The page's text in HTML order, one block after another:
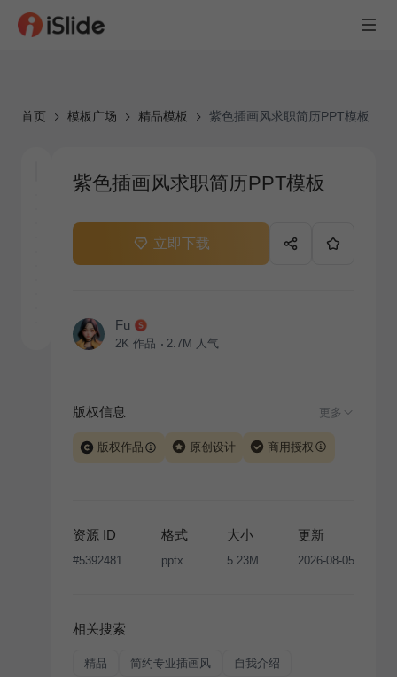
首页 模板广场 精品模板 紫色插画风求职简历PPT模板
紫色插画风求职简历PPT模板
立即下载
Fu
2K 作品 2.7M 人气
版权信息 更多
版权作品 原创设计 商用授权
版权声明
条款，禁止任何形式的转让、出售或出租，未
经投权许可任何人不得擅自转载和分发，否则将接照我
资源 ID
#5392481
格式
pptx
大小
5.23M
更新
2026-08-05
相关搜索
精品 简约专业插画风 自我介绍